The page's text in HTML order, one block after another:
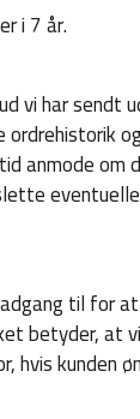
i 7 år.
vi har sendt
anmode om
til for
betyder, at
hvis kunden